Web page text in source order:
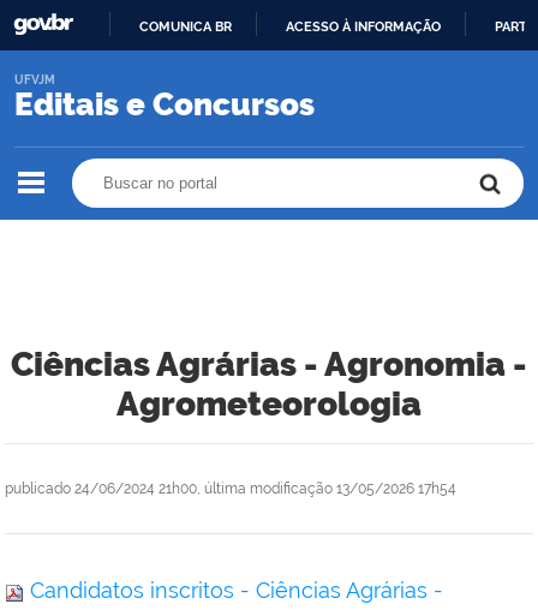
O
COMUNICA BR ACESSO À INFORMAÇÃO
Editais e Concursos
UFVJM
Ciências Agrárias - Agronomia -
Agrometeorologia
publicado 24/06/2024 21h00, última modificação 13/05/2026 17h54
Candidatos inscritos - Ciências Agrárias -